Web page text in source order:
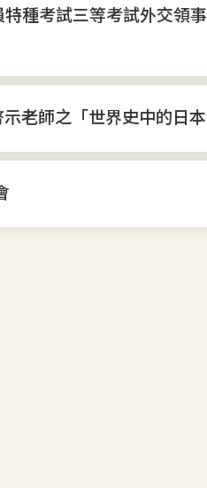
種考試三等考試外交領
老師之「世界史中的日本